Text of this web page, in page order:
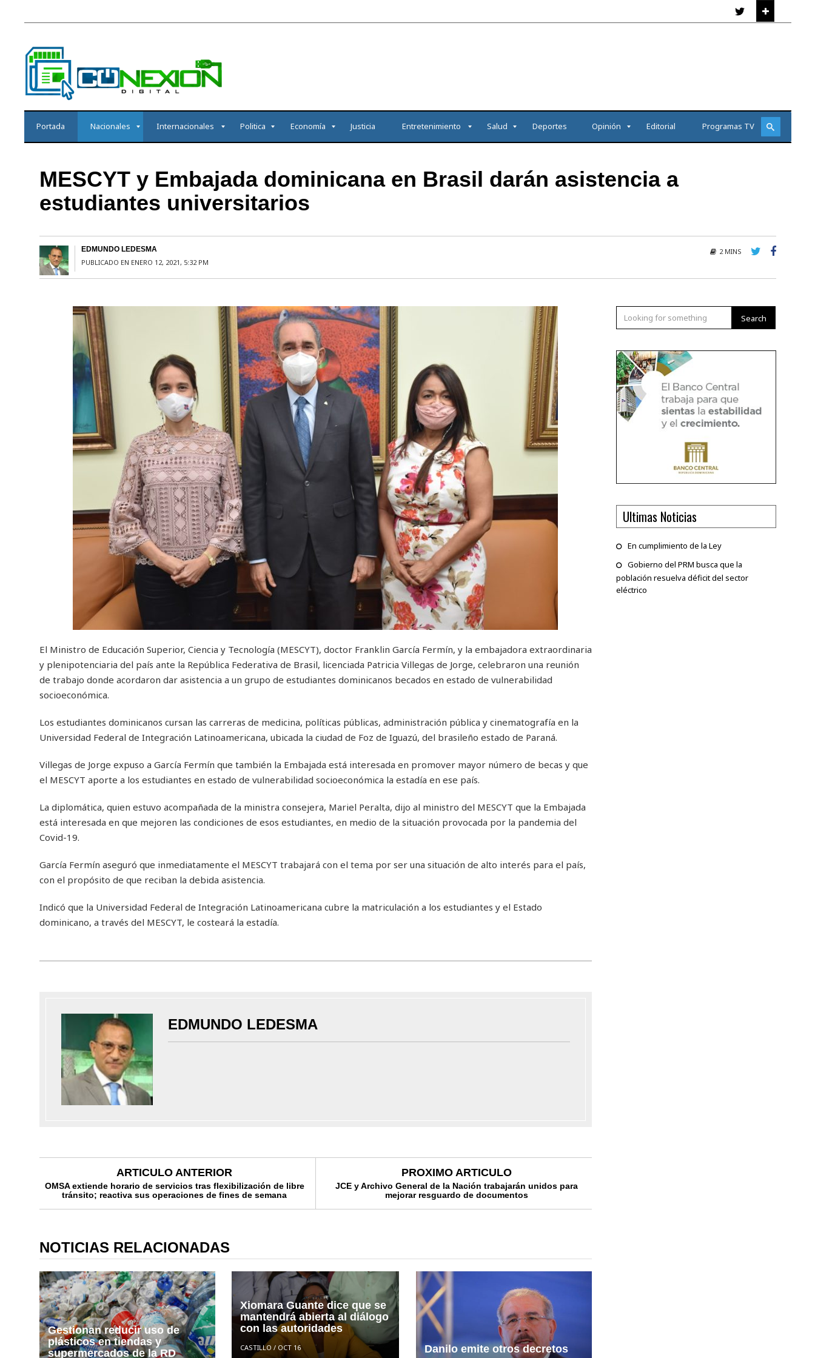
Portada Nacionales Internacionales Politica Economía Justicia Entretenimiento Salud Deportes Opinión Editorial Programas TV
MESCYT y Embajada dominicana en Brasil darán asistencia a
estudiantes universitarios
EDMUNDO LEDESMA
PUBLICADO EN ENERO 12, 2021, 5:32 PM
2 MINS
El Ministro de Educación Superior, Ciencia y Tecnología (MESCYT), doctor Franklin García Fermín, y la embajadora extraordinaria
y plenipotenciaria del país ante la República Federativa de Brasil, licenciada Patricia Villegas de Jorge, celebraron una reunión
de trabajo donde acordaron dar asistencia a un grupo de estudiantes dominicanos becados en estado de vulnerabilidad
socioeconómica.
Los estudiantes dominicanos cursan las carreras de medicina, políticas públicas, administración pública y cinematografía en la
Universidad Federal de Integración Latinoamericana, ubicada la ciudad de Foz de Iguazú, del brasileño estado de Paraná.
Villegas de Jorge expuso a García Fermín que también la Embajada está interesada en promover mayor número de becas y que
el MESCYT aporte a los estudiantes en estado de vulnerabilidad socioeconómica la estadía en ese país.
La diplomática, quien estuvo acompañada de la ministra consejera, Mariel Peralta, dijo al ministro del MESCYT que la Embajada
está interesada en que mejoren las condiciones de esos estudiantes, en medio de la situación provocada por la pandemia del
Covid-19.
García Fermín aseguró que inmediatamente el MESCYT trabajará con el tema por ser una situación de alto interés para el país,
con el propósito de que reciban la debida asistencia.
Indicó que la Universidad Federal de Integración Latinoamericana cubre la matriculación a los estudiantes y el Estado
dominicano, a través del MESCYT, le costeará la estadía.
EDMUNDO LEDESMA
ARTICULO ANTERIOR
OMSA extiende horario de servicios tras flexibilización de libre
tránsito; reactiva sus operaciones de fines de semana
PROXIMO ARTICULO
JCE y Archivo General de la Nación trabajarán unidos para
mejorar resguardo de documentos
NOTICIAS RELACIONADAS
Gestionan reducir uso de
plásticos en tiendas y
supermercados de la RD
Xiomara Guante dice que se
mantendrá abierta al diálogo
con las autoridades
CASTILLO / OCT 16 Danilo emite otros decretos
Search
Ultimas Noticias
En cumplimiento de la Ley
Gobierno del PRM busca que la
población resuelva déficit del sector
eléctrico